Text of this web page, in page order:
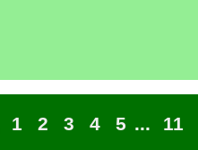
1 2 3 4 5 ...
11